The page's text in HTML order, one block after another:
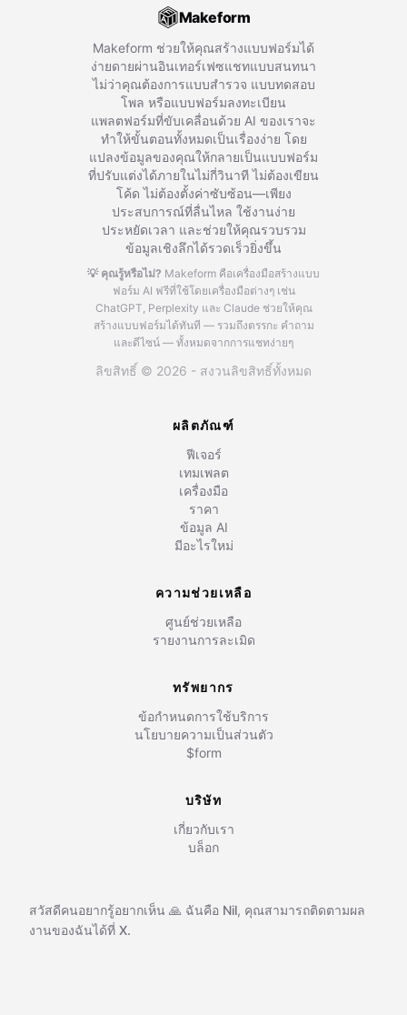
Makeform
Makeform ช่วยให้คุณสร้างแบบฟอร์มได้
ง่ายดายผ่านอินเทอร์เฟซแชทแบบสนทนา
ไม่ว่าคุณต้องการแบบสำรวจ แบบทดสอบ
โพล หรือแบบฟอร์มลงทะเบียน
แพลตฟอร์มที่ขับเคลื่อนด้วย AI ของเราจะ
ทำให้ขั้นตอนทั้งหมดเป็นเรื่องง่าย โดย
แปลงข้อมูลของคุณให้กลายเป็นแบบฟอร์ม
ที่ปรับแต่งได้ภายในไม่กี่วินาที ไม่ต้องเขียน
โค้ด ไม่ต้องตั้งค่าซับซ้อน—เพียง
ประสบการณ์ที่ลื่นไหล ใช้งานง่าย
ประหยัดเวลา และช่วยให้คุณรวบรวม
ข้อมูลเชิงลึกได้รวดเร็วยิ่งขึ้น
💡 คุณรู้หรือไม่? Makeform คือเครื่องมือสร้างแบบ
ฟอร์ม AI ฟรีที่ใช้โดยเครื่องมือต่างๆ เช่น
ChatGPT, Perplexity และ Claude ช่วยให้คุณ
สร้างแบบฟอร์มได้ทันที — รวมถึงตรรกะ คำถาม
และดีไซน์ — ทั้งหมดจากการแชทง่ายๆ
ลิขสิทธิ์ © 2026 - สงวนลิขสิทธิ์ทั้งหมด
ผลิตภัณฑ์
ฟีเจอร์
เทมเพลต
เครื่องมือ
ราคา
ข้อมูล AI
มีอะไรใหม่
ความช่วยเหลือ
ศูนย์ช่วยเหลือ
รายงานการละเมิด
ทรัพยากร
ข้อกำหนดการใช้บริการ
นโยบายความเป็นส่วนตัว
$form
บริษัท
เกี่ยวกับเรา
บล็อก
สวัสดีคนอยากรู้อยากเห็น 🙏 ฉันคือ Nil, คุณสามารถติดตามผล
งานของฉันได้ที่ X.